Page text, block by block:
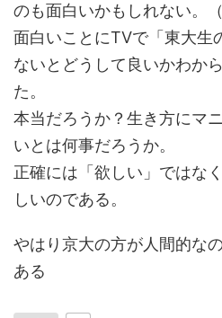
のも面白いかもしれない。（
面白いことにTVで「東大生
ないとどうして良いかわか
た。
本当だろうか？生き方にマ
いとは何事だろうか。
正確には「欲しい」ではな
しいのである。
やはり京大の方が人間的な
ある